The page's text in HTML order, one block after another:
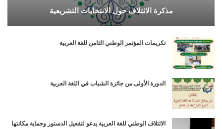
مذكرة الائتلاف حول الانتخابات التشريعية
تكريمات المؤتمر الوطني الثامن للغة العربية
الدورة الأولى من جائزة الشباب في اللغة العربية
الائتلاف الوطني للغة العربية يدعو لتفعيل الدستور وحماية مكانتها